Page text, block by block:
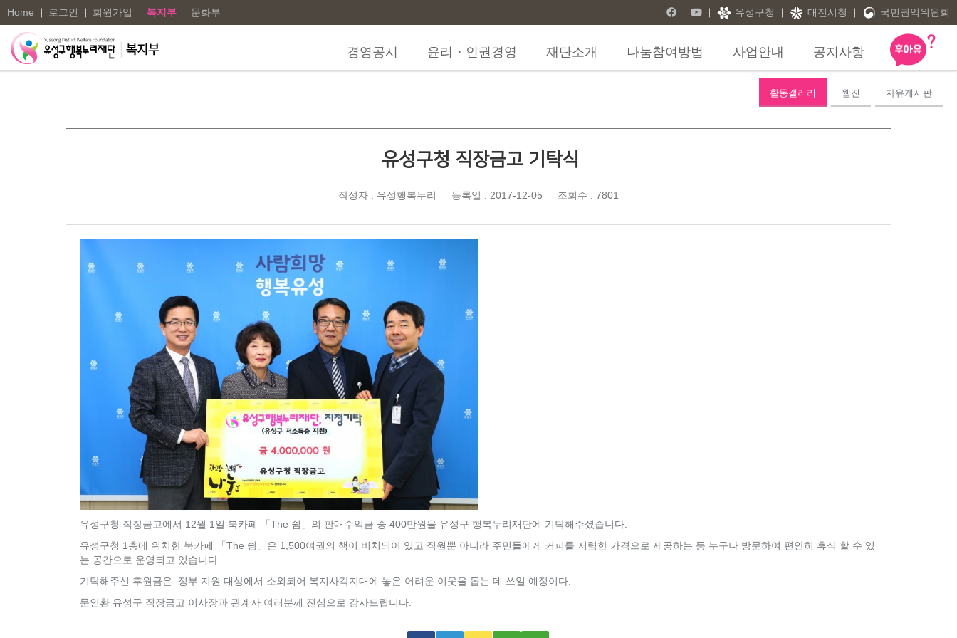
Home 로그인 회원가입 복지부 문화부 유성구청 대전시청 국민권익위원회
경영공시 윤리・인권경영 재단소개 나눔참여방법 사업안내 공지사항
활동갤러리 웹진 자유게시판
유성구청 직장금고 기탁식
작성자 : 유성행복누리 등록일 : 2017-12-05 조회수 : 7801
유성구청 직장금고에서 12월 1일 북카페 「The 쉼」의 판매수익금 중 400만원을 유성구 행복누리재단에 기탁해주셨습니다.
유성구청 1층에 위치한 북카페 「The 쉼」은 1,500여권의 책이 비치되어 있고 직원뿐 아니라 주민들에게 커피를 저렴한 가격으로 제공하는 등 누구나 방문하여 편안히 휴식 할 수 있
는 공간으로 운영되고 있습니다.
기탁해주신 후원금은 정부 지원 대상에서 소외되어 복지사각지대에 놓은 어려운 이웃을 돕는 데 쓰일 예정이다.
문인환 유성구 직장금고 이사장과 관계자 여러분께 진심으로 감사드립니다.